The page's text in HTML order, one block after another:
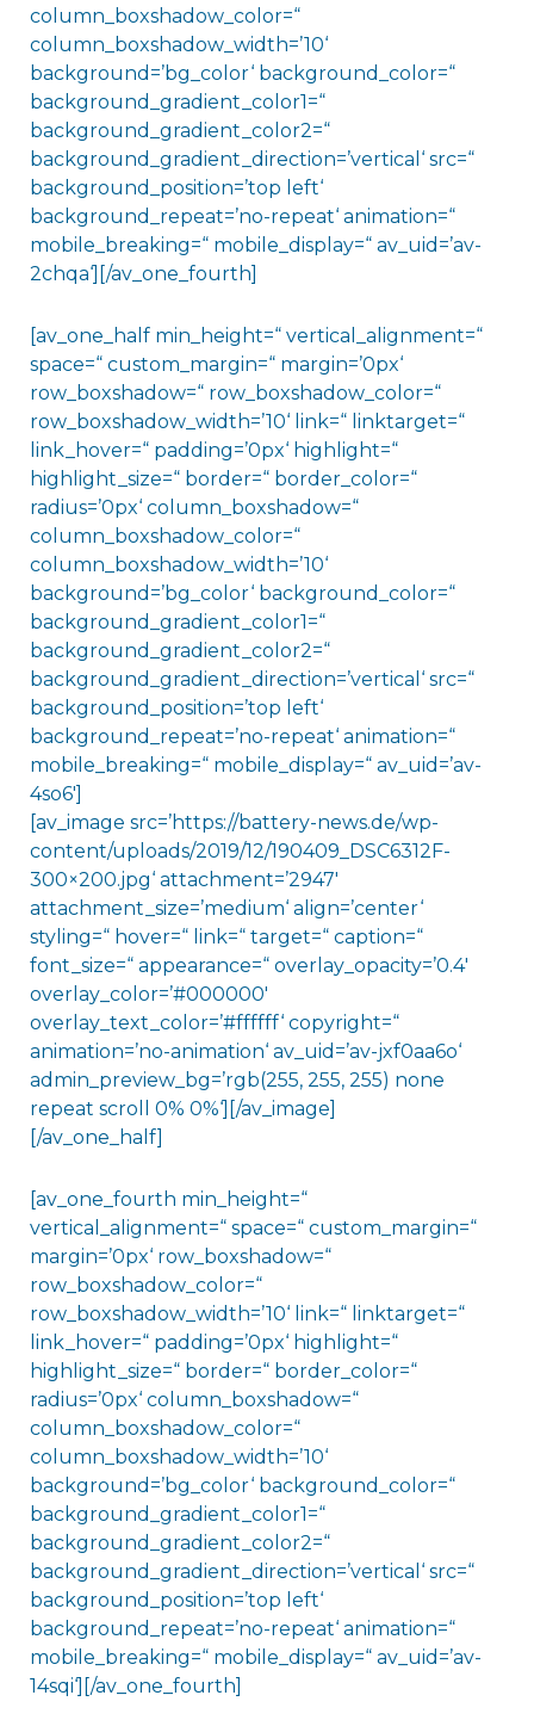
column_boxshadow_color=“
column_boxshadow_width=’10‘
background=’bg_color‘ background_color=“
background_gradient_color1=“
background_gradient_color2=“
background_gradient_direction=’vertical‘ src=“
background_position=’top left‘
background_repeat=’no-repeat‘ animation=“
mobile_breaking=“ mobile_display=“ av_uid=’av-
2chqa‘][/av_one_fourth]
[av_one_half min_height=“ vertical_alignment=“
space=“ custom_margin=“ margin=’0px‘
row_boxshadow=“ row_boxshadow_color=“
row_boxshadow_width=’10‘ link=“ linktarget=“
link_hover=“ padding=’0px‘ highlight=“
highlight_size=“ border=“ border_color=“
radius=’0px‘ column_boxshadow=“
column_boxshadow_color=“
column_boxshadow_width=’10‘
background=’bg_color‘ background_color=“
background_gradient_color1=“
background_gradient_color2=“
background_gradient_direction=’vertical‘ src=“
background_position=’top left‘
background_repeat=’no-repeat‘ animation=“
mobile_breaking=“ mobile_display=“ av_uid=’av-
4so6′]
[av_image src=’https://battery-news.de/wp-
content/uploads/2019/12/190409_DSC6312F-
300×200.jpg‘ attachment=’2947′
attachment_size=’medium‘ align=’center‘
styling=“ hover=“ link=“ target=“ caption=“
font_size=“ appearance=“ overlay_opacity=’0.4′
overlay_color=’#000000′
overlay_text_color=’#ffffff‘ copyright=“
animation=’no-animation‘ av_uid=’av-jxf0aa6o‘
admin_preview_bg=’rgb(255, 255, 255) none
repeat scroll 0% 0%‘][/av_image]
[/av_one_half]
[av_one_fourth min_height=“
vertical_alignment=“ space=“ custom_margin=“
margin=’0px‘ row_boxshadow=“
row_boxshadow_color=“
row_boxshadow_width=’10‘ link=“ linktarget=“
link_hover=“ padding=’0px‘ highlight=“
highlight_size=“ border=“ border_color=“
radius=’0px‘ column_boxshadow=“
column_boxshadow_color=“
column_boxshadow_width=’10‘
background=’bg_color‘ background_color=“
background_gradient_color1=“
background_gradient_color2=“
background_gradient_direction=’vertical‘ src=“
background_position=’top left‘
background_repeat=’no-repeat‘ animation=“
mobile_breaking=“ mobile_display=“ av_uid=’av-
14sqi‘][/av_one_fourth]